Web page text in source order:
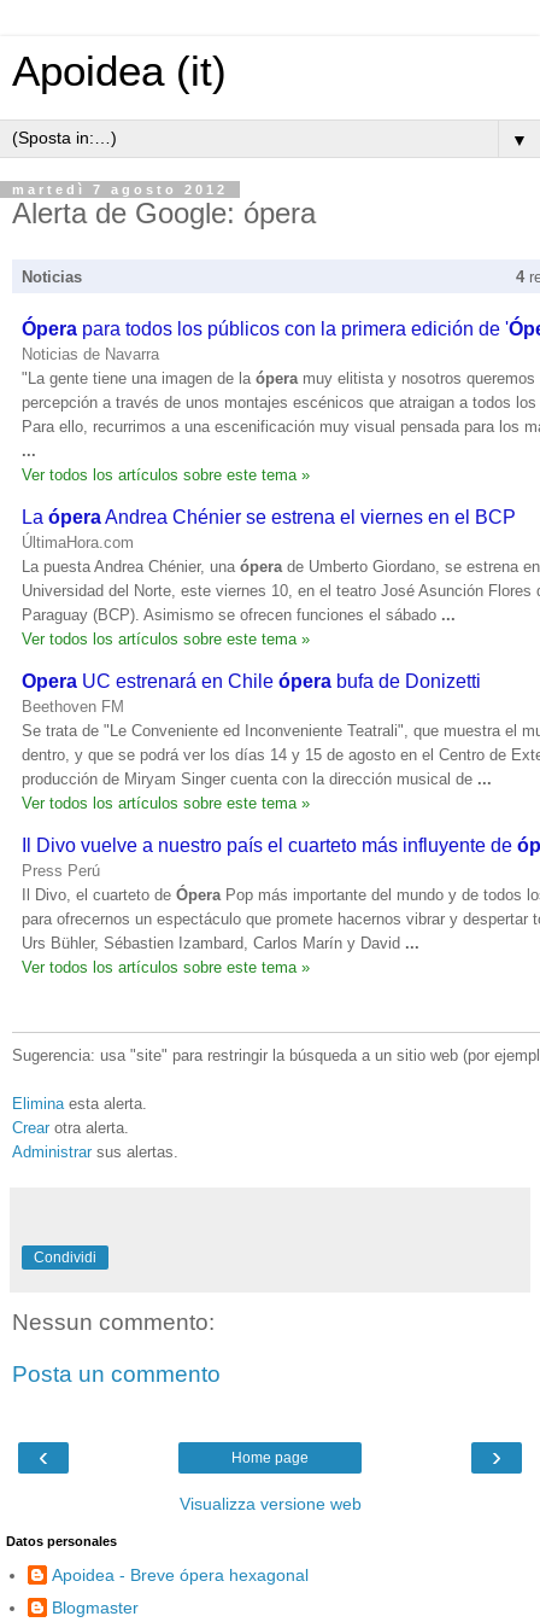
Apoidea (it)
▼
martedì 7 agosto 2012
Alerta de Google: ópera
Noticias 4
Ópera para todos los públicos con la primera edición de '
Noticias de Navarra
"La gente tiene una imagen de la ópera muy elitista y nosotros queremos
percepción a través de unos montajes escénicos que atraigan a todos
Para ello, recurrimos a una escenificación muy visual pensada para los
...
Ver todos los artículos sobre este tema »
La óperaAndrea Chénier se estrena el viernes en el BCP
ÚltimaHora.com
La puesta Andrea Chénier, una ópera de Umberto Giordano, se estrena
Universidad del Norte, este viernes 10, en el teatro José Asunción Flores
Paraguay (BCP). Asimismo se ofrecen funciones el sábado ...
Ver todos los artículos sobre este tema »
Opera UC estrenará en Chile ópera bufa de Donizetti
Beethoven FM
Se trata de "Le Conveniente ed Inconveniente Teatrali", que muestra el
dentro, y que se podrá ver los días 14 y 15 de agosto en el Centro de
producción de Miryam Singer cuenta con la dirección musical de ...
Ver todos los artículos sobre este tema »
Il Divo vuelve a nuestro país el cuarteto más influyente de
Press Perú
Il Divo, el cuarteto de Ópera Pop más importante del mundo y de todos
para ofrecernos un espectáculo que promete hacernos vibrar y despertar
Urs Bühler, Sébastien Izambard, Carlos Marín y David ...
Ver todos los artículos sobre este tema »
Sugerencia: usa "site" para restringir la búsqueda a un sitio web (por
Elimina esta alerta.
Crear otra alerta.
Administrar sus alertas.
Condividi
Nessun commento:
Posta un commento
‹ ›
Home page
Visualizza versione web
Datos personales
Apoidea - Breve ópera hexagonal
Blogmaster